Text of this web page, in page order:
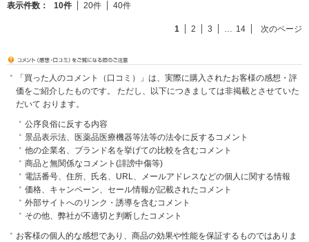
表示件数： 10件 20件 40件
1 2 3 … 14 次のページ
「買った人のコメント（口コミ）」は、実際に購入されたお客様の感想・評
価をご紹介したものです。 ただし、以下につきましては非掲載とさせていた
だいて おります。
公序良俗に反する内容
景品表示法、医薬品医療機器等法等の法令に反するコメント
他の企業名、ブランド名を挙げての比較を含むコメント
商品と無関係なコメント(誹謗中傷等)
電話番号、住所、氏名、URL、メールアドレスなどの個人に関する情報
価格、キャンペーン、セール情報が記載されたコメント
外部サイトへのリンク・誘導を含むコメント
その他、弊社が不適切と判断したコメント
お客様の個人的な感想であり、商品の効果や性能を保証するものではありま